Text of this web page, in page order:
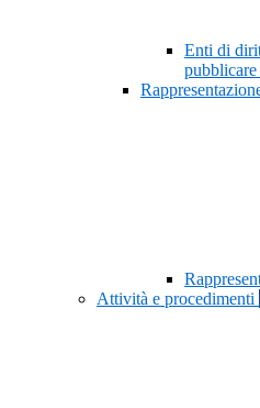
Enti di
Attività e procedimenti